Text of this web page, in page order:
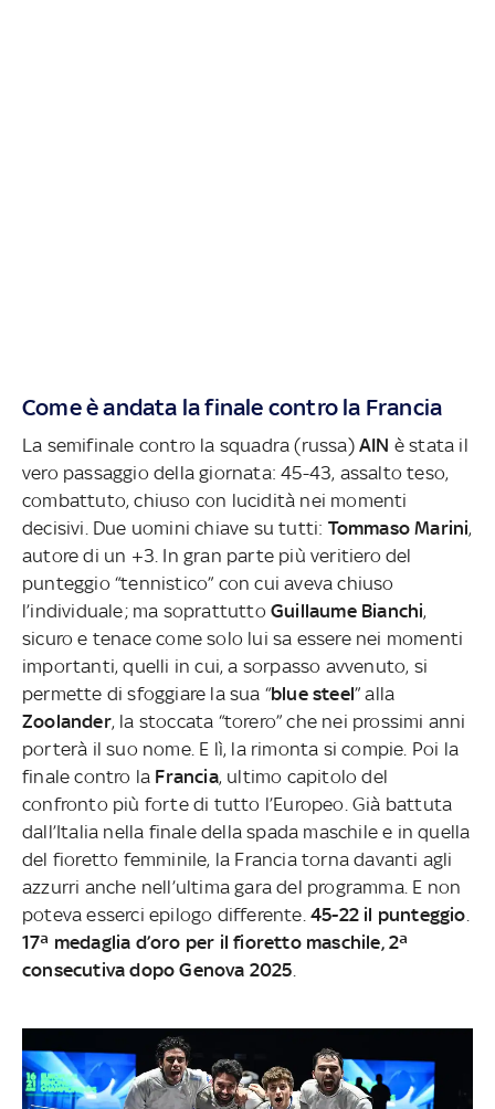
Come è andata la finale contro la Francia
La semifinale contro la squadra (russa) AIN è stata il
vero passaggio della giornata: 45-43, assalto teso,
combattuto, chiuso con lucidità nei momenti
decisivi. Due uomini chiave su tutti: Tommaso Marini,
autore di un +3. In gran parte più veritiero del
punteggio “tennistico” con cui aveva chiuso
l’individuale; ma soprattutto Guillaume Bianchi,
sicuro e tenace come solo lui sa essere nei momenti
importanti, quelli in cui, a sorpasso avvenuto, si
permette di sfoggiare la sua “blue steel” alla
Zoolander, la stoccata “torero” che nei prossimi anni
porterà il suo nome. E lì, la rimonta si compie. Poi la
finale contro la Francia, ultimo capitolo del
confronto più forte di tutto l’Europeo. Già battuta
dall’Italia nella finale della spada maschile e in quella
del fioretto femminile, la Francia torna davanti agli
azzurri anche nell’ultima gara del programma. E non
poteva esserci epilogo differente. 45-22 il punteggio
17ª medaglia d’oro per il fioretto maschile, 2ª
consecutiva dopo Genova 2025